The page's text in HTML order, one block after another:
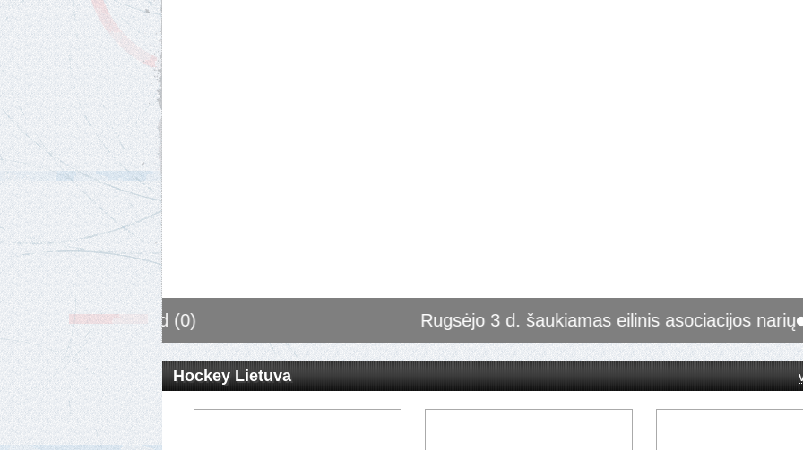
Rugsėjo 3 d. šaukiamas eilinis asociacijos narių susirinkimas (0)
Hockey Lietuva